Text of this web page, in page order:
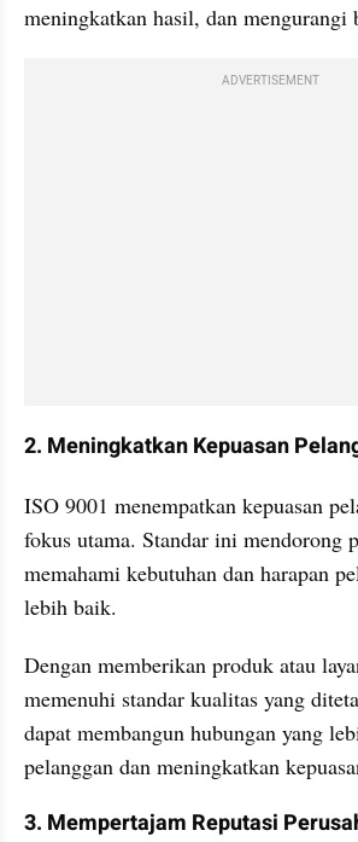
meningkatkan hasil, dan mengurangi
ADVERTISEMENT
2. Meningkatkan Kepuasan
ISO 9001 menempatkan kepuasan
fokus utama. Standar ini mendorong
memahami kebutuhan dan harapan
lebih baik.
Dengan memberikan produk atau
memenuhi standar kualitas yang
dapat membangun hubungan yang
pelanggan dan meningkatkan
3. Mempertajam Reputasi